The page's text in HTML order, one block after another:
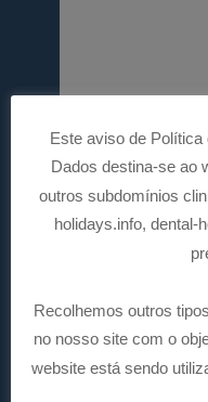
Este aviso de Política
Dados destina-se ao
outros subdomínios
holidays.info, dental-
Recolhemos outros
no nosso site com o
website está sendo